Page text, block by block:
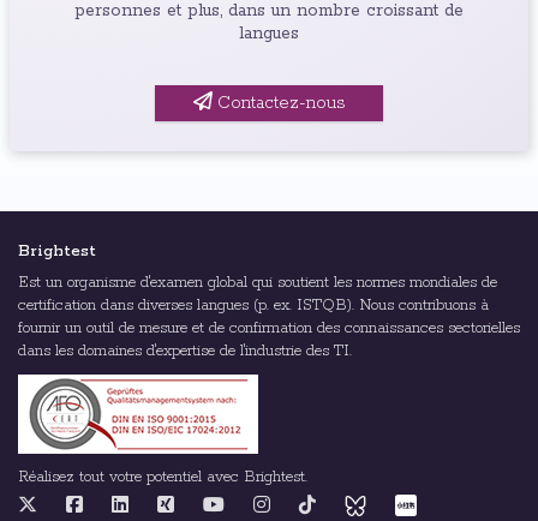
personnes et plus, dans un nombre croissant de
langues
Contactez-nous
Brightest
Est un organisme d'examen global qui soutient les normes mondiales de
certification dans diverses langues (p. ex. ISTQB). Nous contribuons à
fournir un outil de mesure et de confirmation des connaissances sectorielles
dans les domaines d'expertise de l'industrie des TI.
Réalisez tout votre potentiel avec Brightest.